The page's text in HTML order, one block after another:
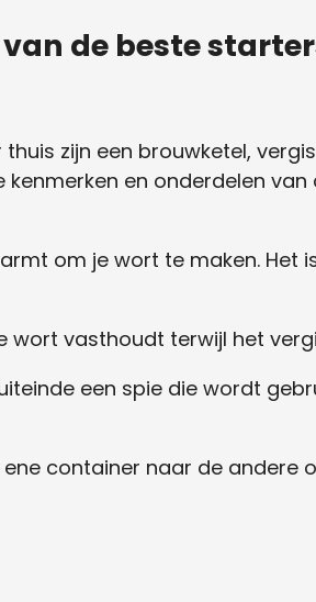
de beste
zijn een brouwketel,
en onderdelen
om je wort te maken. Het
wort vasthoudt terwijl het
een spie die wordt
container naar de andere